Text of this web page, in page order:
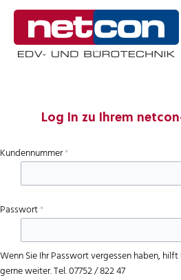
Zum
springen
Log In zu Ihrem
Kundennummer*
Passwort*
Wenn Sie Ihr Passwort vergessen haben,
gerne weiter. Tel. 07752 / 822 47